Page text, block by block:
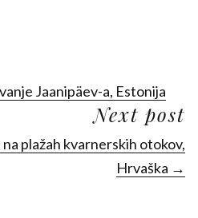
Jaanipäev-a, Estonija
Next post
plažah kvarnerskih otokov,
Hrvaška →